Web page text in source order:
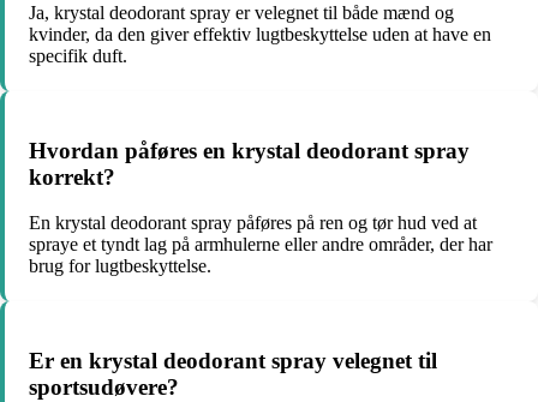
Ja, krystal deodorant spray er velegnet til både mænd og
kvinder, da den giver effektiv lugtbeskyttelse uden at have en
specifik duft.
Hvordan påføres en krystal deodorant spray
korrekt?
En krystal deodorant spray påføres på ren og tør hud ved at
spraye et tyndt lag på armhulerne eller andre områder, der har
brug for lugtbeskyttelse.
Er en krystal deodorant spray velegnet til
sportsudøvere?